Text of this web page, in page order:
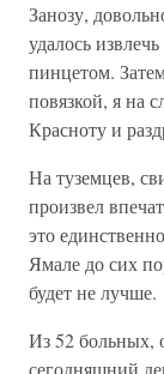
Занозу,
удалось
пинцетом.
повязкой, я на
Красноту и
На туземцев,
произвел
это
Ямале до сих
будет не лучше.
Из 52 больных,
сегодняшний